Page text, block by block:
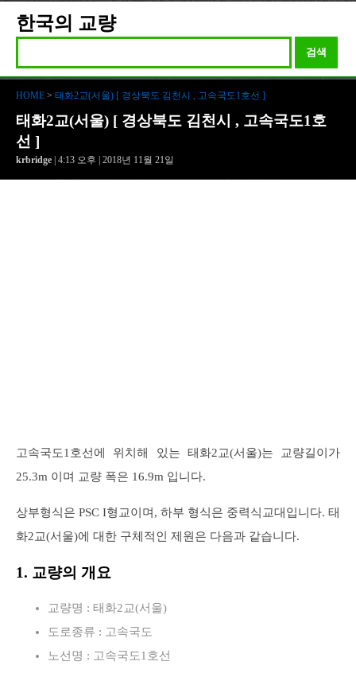
한국의 교량
검색
HOME > 태화2교(서울) [ 경상북도 김천시 , 고속국도1호선 ]
태화2교(서울) [ 경상북도 김천시 , 고속국도1호
선 ]
krbridge | 4:13 오후 | 2018년 11월 21일
고속국도1호선에 위치해 있는 태화2교(서울)는 교량길이가
25.3m 이며 교량 폭은 16.9m 입니다.
상부형식은 PSC I형교이며, 하부 형식은 중력식교대입니다. 태
화2교(서울)에 대한 구체적인 제원은 다음과 같습니다.
1. 교량의 개요
교량명 : 태화2교(서울)
도로종류 : 고속국도
노선명 : 고속국도1호선